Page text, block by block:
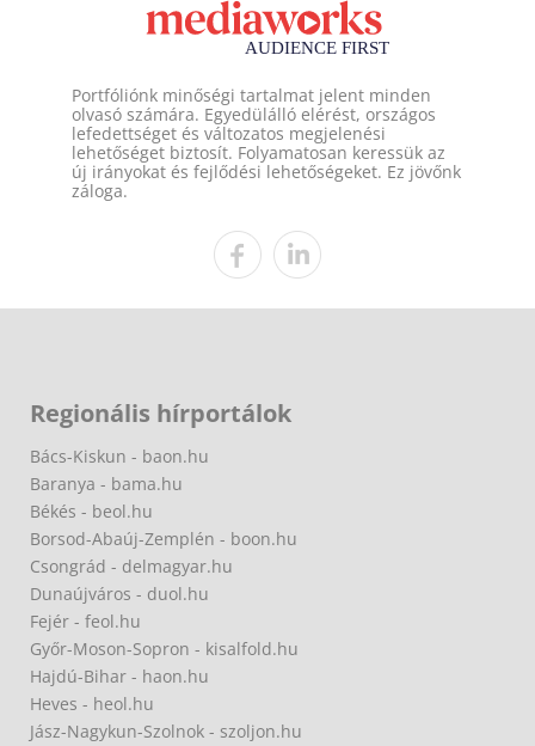
Portfóliónk minőségi tartalmat jelent minden
olvasó számára. Egyedülálló elérést, országos
lefedettséget és változatos megjelenési
lehetőséget biztosít. Folyamatosan keressük az
új irányokat és fejlődési lehetőségeket. Ez jövőnk
záloga.
Regionális hírportálok
Bács-Kiskun - baon.hu
Baranya - bama.hu
Békés - beol.hu
Borsod-Abaúj-Zemplén - boon.hu
Csongrád - delmagyar.hu
Dunaújváros - duol.hu
Fejér - feol.hu
Győr-Moson-Sopron - kisalfold.hu
Hajdú-Bihar - haon.hu
Heves - heol.hu
Jász-Nagykun-Szolnok - szoljon.hu